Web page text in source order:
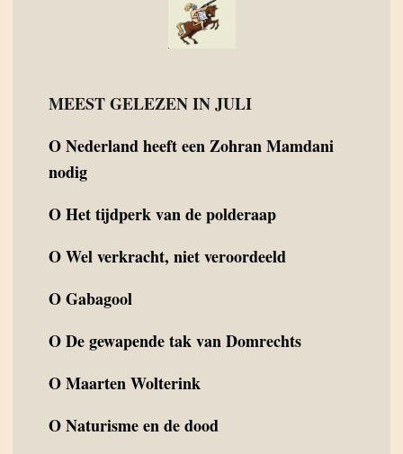
MEEST GELEZEN IN JULI
ONederland heeft een Zohran Mamdani
nodig
OHet tijdperk van de polderaap
OWel verkracht, niet veroordeeld
OGabagool
ODe gewapende tak van Domrechts
OMaarten Wolterink
ONaturisme en de dood